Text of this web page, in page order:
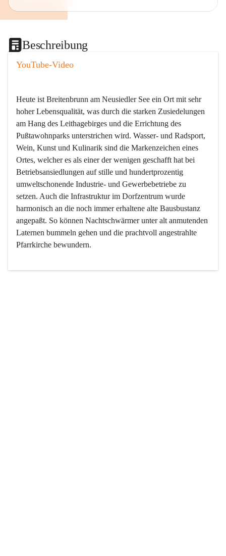
Beschreibung
YouTube-Video
Heute ist Breitenbrunn am Neusiedler See ein Ort mit sehr
hoher Lebensqualität, was durch die starken Zusiedelungen
am Hang des Leithagebirges und die Errichtung des
Pußtawohnparks unterstrichen wird. Wasser- und Radsport,
Wein, Kunst und Kulinarik sind die Markenzeichen eines
Ortes, welcher es als einer der wenigen geschafft hat bei
Betriebsansiedlungen auf stille und hundertprozentig
umweltschonende Industrie- und Gewerbebetriebe zu
setzen. Auch die Infrastruktur im Dorfzentrum wurde
harmonisch an die noch immer erhaltene alte Bausbustanz
angepaßt. So können Nachtschwärmer unter alt anmutenden
Laternen bummeln gehen und die prachtvoll angestrahlte
Pfarrkirche bewundern.
Der Weinbau dominert heute nicht mehr, ist aber integrativer